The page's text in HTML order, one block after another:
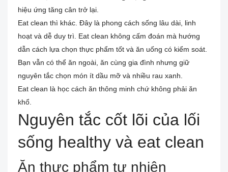
hiệu ứng tăng cân trở lại.
Eat clean thì khác. Đây là phong cách sống lâu dài, linh
hoạt và dễ duy trì. Eat clean không cấm đoán mà hướng
dẫn cách lựa chọn thực phẩm tốt và ăn uống có kiểm soát.
Bạn vẫn có thể ăn ngoài, ăn cùng gia đình nhưng giữ
nguyên tắc chọn món ít dầu mỡ và nhiều rau xanh.
Eat clean là học cách ăn thông minh chứ không phải ăn
khổ.
Nguyên tắc cốt lõi của lối
sống healthy và eat clean
Ăn thực phẩm tự nhiên